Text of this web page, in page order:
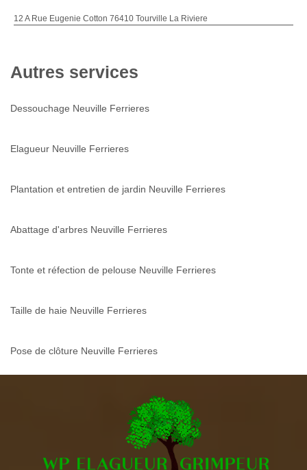
12 A Rue Eugenie Cotton 76410 Tourville La Riviere
Autres services
Dessouchage Neuville Ferrieres
Elagueur Neuville Ferrieres
Plantation et entretien de jardin Neuville Ferrieres
Abattage d'arbres Neuville Ferrieres
Tonte et réfection de pelouse Neuville Ferrieres
Taille de haie Neuville Ferrieres
Pose de clôture Neuville Ferrieres